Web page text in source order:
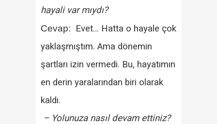
hayali var mıydı?
Cevap: Evet… Hatta o hayale çok
yaklaşmıştım. Ama dönemin
şartları izin vermedi. Bu, hayatımın
en derin yaralarından biri olarak
kaldı.
– Yolunuza nasıl devam ettiniz?